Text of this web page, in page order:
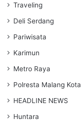
Traveling
Deli Serdang
Pariwisata
Karimun
Metro Raya
Polresta Malang Kota
HEADLINE NEWS
Huntara